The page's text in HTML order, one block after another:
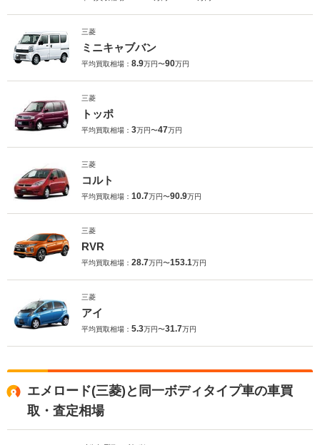
三菱
ミニキャブバン
平均買取相場： 8.9万円〜90万円
三菱
トッポ
平均買取相場： 3万円〜47万円
三菱
コルト
平均買取相場： 10.7万円〜90.9万円
三菱
RVR
平均買取相場： 28.7万円〜153.1万円
三菱
アイ
平均買取相場： 5.3万円〜31.7万円
エメロード(三菱)と同一ボディタイプ車の車買
取・査定相場